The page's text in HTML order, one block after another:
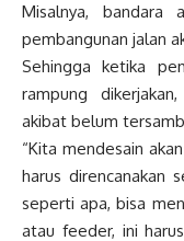
Misalnya, bandara
pembangunan jalan
Sehingga ketika
rampung
akibat belum
“Kita mendesain
harus direncanakan
seperti apa, bisa
atau feeder, ini